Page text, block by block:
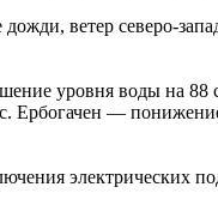
дожди, ветер северо-
уровня воды на
—
электрических